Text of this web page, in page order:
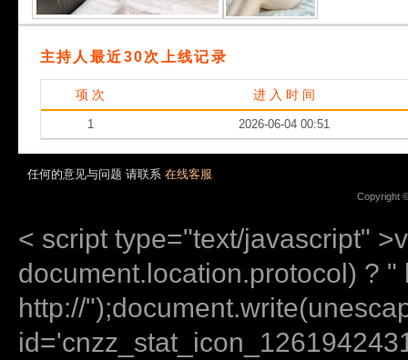
主持人最近30次上线记录
项 次 进 入 时 间
1 2026-06-04 00:51
任何的意见与问题 请联系 在线客服
Copyright
< script type="text/javascript"
document.location.protocol) ? "
http://